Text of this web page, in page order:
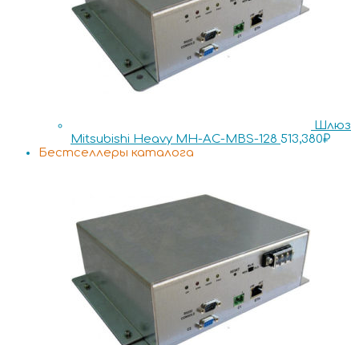
Шлюз
Mitsubishi Heavy MH-AC-MBS-128 513,380₽
Бестселлеры каталога